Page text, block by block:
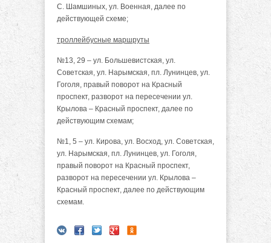
С. Шамшиных, ул. Военная, далее по
действующей схеме;
троллейбусные маршруты
№13, 29 – ул. Большевистская, ул.
Советская, ул. Нарымская, пл. Лунинцев, ул.
Гоголя, правый поворот на Красный
проспект, разворот на пересечении ул.
Крылова – Красный проспект, далее по
действующим схемам;
№1, 5 – ул. Кирова, ул. Восход, ул. Советская,
ул. Нарымская, пл. Лунинцев, ул. Гоголя,
правый поворот на Красный проспект,
разворот на пересечении ул. Крылова –
Красный проспект, далее по действующим
схемам.